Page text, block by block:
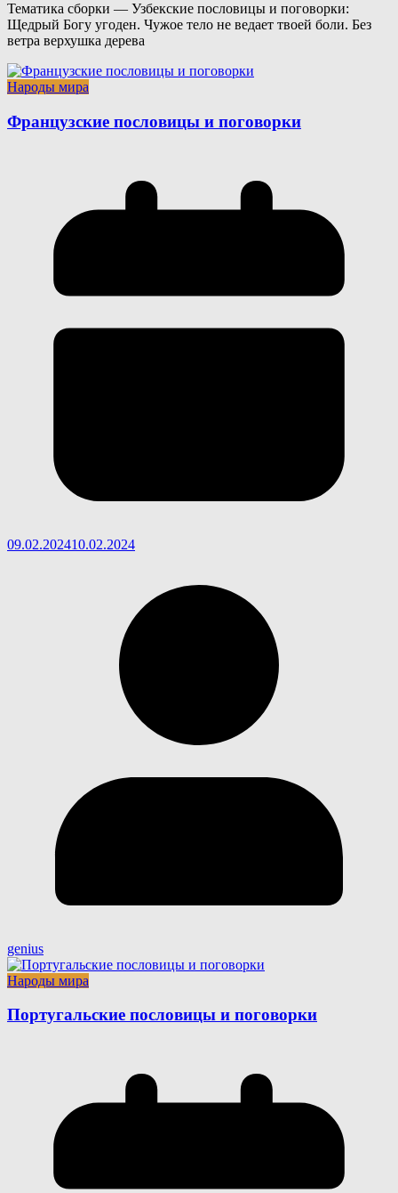
Тематика сборки — Узбекские пословицы и поговорки:
Щедрый Богу угоден. Чужое тело не ведает твоей боли. Без
ветра верхушка дерева
Народы мира
Французские пословицы и поговорки
09.02.202410.02.2024
genius
Народы мира
Португальские пословицы и поговорки